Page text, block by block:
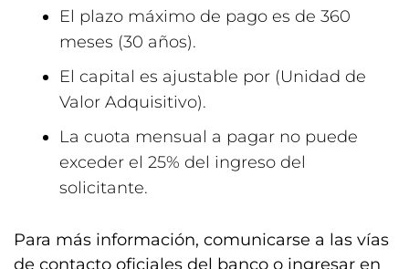
El plazo máximo de pago es de 360
meses (30 años).
El capital es ajustable por (Unidad de
Valor Adquisitivo).
La cuota mensual a pagar no puede
exceder el 25% del ingreso del
solicitante.
Para más información, comunicarse a las vías
de contacto oficiales del banco o ingresar en